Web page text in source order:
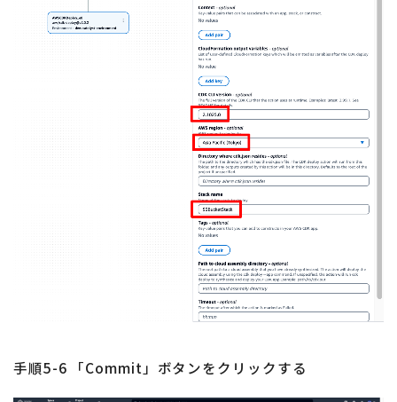
手順5-6 「Commit」ボタンをクリックする